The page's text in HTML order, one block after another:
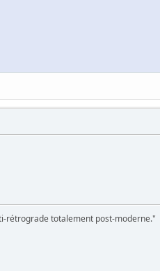
rétrograde totalement post-moderne."